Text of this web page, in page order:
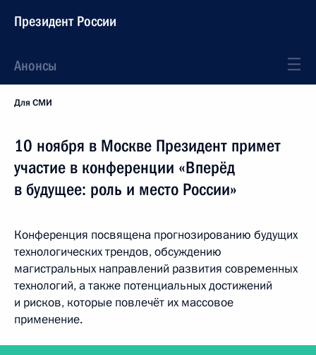
Президент России
Анонсы
Для СМИ
10 ноября в Москве Президент примет
участие в конференции «Вперёд
в будущее: роль и место России»
Конференция посвящена прогнозированию будущих
технологических трендов, обсуждению
магистральных направлений развития современных
технологий, а также потенциальных достижений
и рисков, которые повлечёт их массовое
применение.